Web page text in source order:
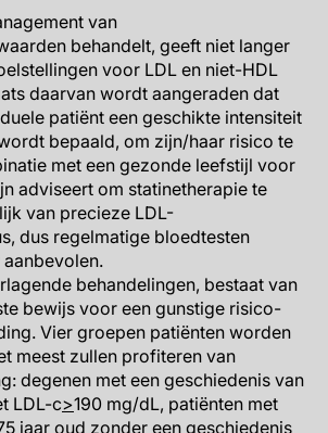
van
behandelt, geeft niet langer
voor LDL en niet-HDL
daarvan wordt aangeraden dat
patiënt een geschikte intensiteit
bepaald, om zijn/haar risico te
met een gezonde leefstijl voor
adviseert om statinetherapie te
van precieze LDL-
dus regelmatige bloedtesten
behandelingen, bestaat van
bewijs voor een gunstige risico-
Vier groepen patiënten worden
meest zullen profiteren van
degenen met een geschiedenis van
LDL-c>190 mg/dL, patiënten met
jaar oud zonder een geschiedenis